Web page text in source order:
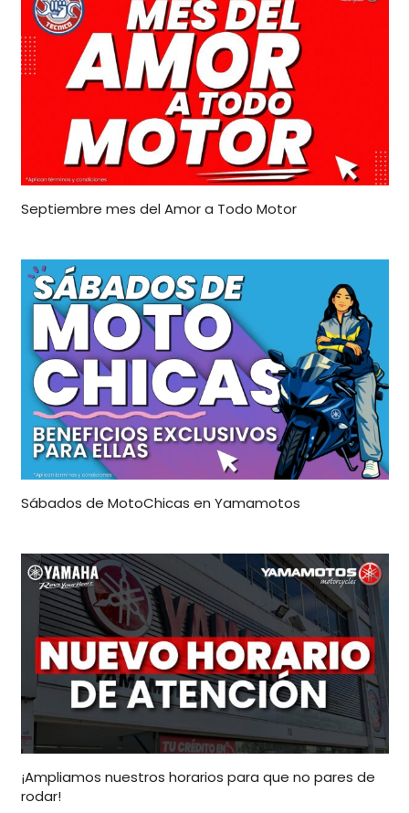
Septiembre mes del Amor a Todo Motor
Sábados de MotoChicas en Yamamotos
¡Ampliamos nuestros horarios para que no pares de
rodar!